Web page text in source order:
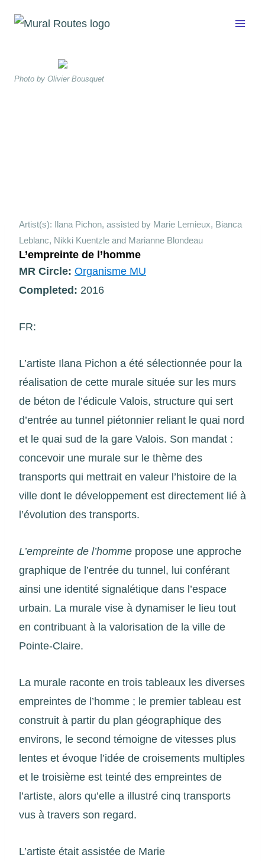
Photo by Olivier Bousquet
Artist(s): Ilana Pichon, assisted by Marie Lemieux, Bianca
Leblanc, Nikki Kuentzle and Marianne Blondeau
L’empreinte de l’homme
MR Circle: Organisme MU
Completed: 2016
FR:
L’artiste Ilana Pichon a été sélectionnée pour la
réalisation de cette murale située sur les murs
de béton de l’édicule Valois, structure qui sert
d’entrée au tunnel piétonnier reliant le quai nord
et le quai sud de la gare Valois. Son mandat :
concevoir une murale sur le thème des
transports qui mettrait en valeur l’histoire de la
ville dont le développement est directement lié à
l’évolution des transports.
L’empreinte de l’homme propose une approche
graphique de l’entrée du tunnel, lui conférant
ainsi une identité signalétique dans l’espace
urbain. La murale vise à dynamiser le lieu tout
en contribuant à la valorisation de la ville de
Pointe-Claire.
La murale raconte en trois tableaux les diverses
empreintes de l’homme ; le premier tableau est
construit à partir du plan géographique des
environs, le second témoigne de vitesses plus
lentes et évoque l’idée de croisements multiples
et le troisième est teinté des empreintes de
l’artiste, alors qu’elle a illustré cinq transports
vus à travers son regard.
L’artiste était assistée de Marie